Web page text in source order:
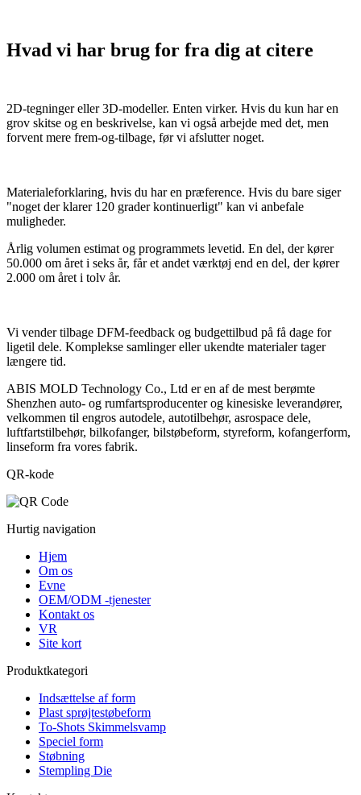
Hvad vi har brug for fra dig at citere
2D-tegninger eller 3D-modeller. Enten virker. Hvis du kun har en
grov skitse og en beskrivelse, kan vi også arbejde med det, men
forvent mere frem-og-tilbage, før vi afslutter noget.
Materialeforklaring, hvis du har en præference. Hvis du bare siger
"noget der klarer 120 grader kontinuerligt" kan vi anbefale
muligheder.
Årlig volumen estimat og programmets levetid. En del, der kører
50.000 om året i seks år, får et andet værktøj end en del, der kører
2.000 om året i tolv år.
Vi vender tilbage DFM-feedback og budgettilbud på få dage for
ligetil dele. Komplekse samlinger eller ukendte materialer tager
længere tid.
ABIS MOLD Technology Co., Ltd er en af ​​de mest berømte
Shenzhen auto- og rumfartsproducenter og kinesiske leverandører,
velkommen til engros autodele, autotilbehør, asrospace dele,
luftfartstilbehør, bilkofanger, bilstøbeform, styreform, kofangerform,
linseform fra vores fabrik.
QR-kode
Hurtig navigation
Hjem
Om os
Evne
OEM/ODM -tjenester
Kontakt os
VR
Site kort
Produktkategori
Indsættelse af form
Plast sprøjtestøbeform
To-Shots Skimmelsvamp
Speciel form
Støbning
Stempling Die